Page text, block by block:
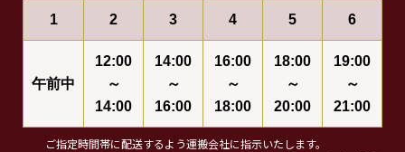
1 2 3 4 5 6
午前中
12:00
～
14:00
14:00
～
16:00
16:00
～
18:00
18:00
～
20:00
19:00
～
21:00
ご指定時間帯に配送するよう運搬会社に指示いたします。